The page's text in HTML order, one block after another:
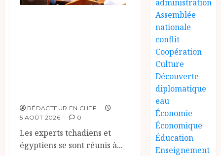
RÉDACTEUR EN CHEF
5 AOÛT 2026
0
Les experts tchadiens et
égyptiens se sont réunis à...
administration
Assemblée
nationale
conflit
Coopération
Culture
Découverte
diplomatique
eau
Économie
Économique
Éducation
Enseignement